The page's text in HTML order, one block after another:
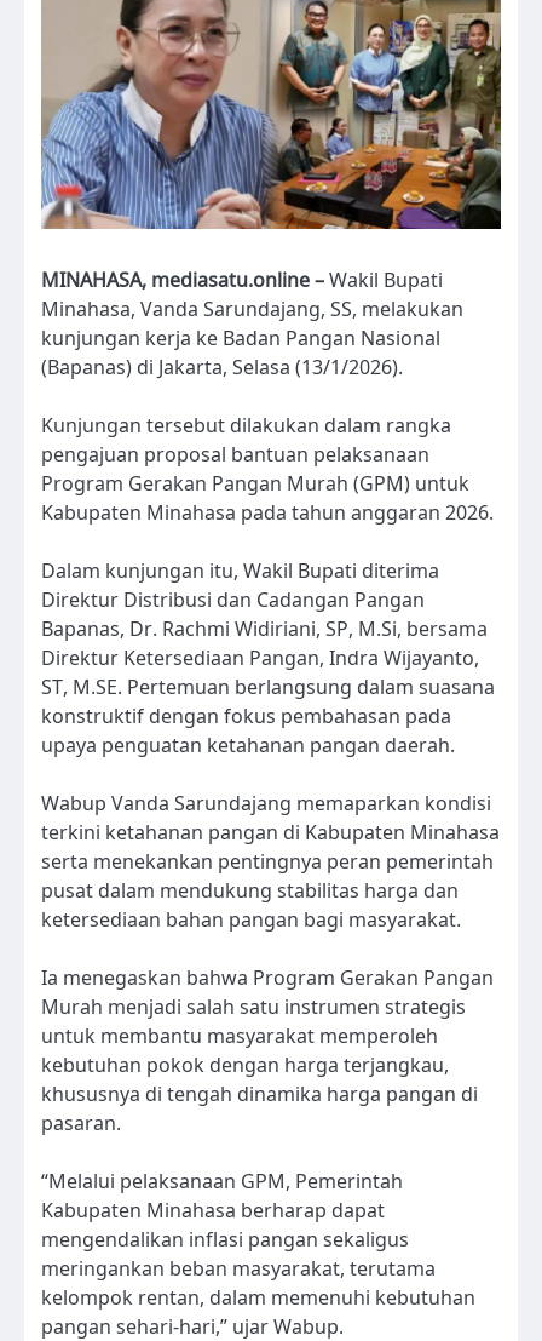
MINAHASA, mediasatu.online –Wakil Bupati
Minahasa, Vanda Sarundajang, SS, melakukan
kunjungan kerja ke Badan Pangan Nasional
(Bapanas) di Jakarta, Selasa (13/1/2026).
Kunjungan tersebut dilakukan dalam rangka
pengajuan proposal bantuan pelaksanaan
Program Gerakan Pangan Murah (GPM) untuk
Kabupaten Minahasa pada tahun anggaran 2026.
Dalam kunjungan itu, Wakil Bupati diterima
Direktur Distribusi dan Cadangan Pangan
Bapanas, Dr. Rachmi Widiriani, SP, M.Si, bersama
Direktur Ketersediaan Pangan, Indra Wijayanto,
ST, M.SE. Pertemuan berlangsung dalam suasana
konstruktif dengan fokus pembahasan pada
upaya penguatan ketahanan pangan daerah.
Wabup Vanda Sarundajang memaparkan kondisi
terkini ketahanan pangan di Kabupaten Minahasa
serta menekankan pentingnya peran pemerintah
pusat dalam mendukung stabilitas harga dan
ketersediaan bahan pangan bagi masyarakat.
Ia menegaskan bahwa Program Gerakan Pangan
Murah menjadi salah satu instrumen strategis
untuk membantu masyarakat memperoleh
kebutuhan pokok dengan harga terjangkau,
khususnya di tengah dinamika harga pangan di
pasaran.
“Melalui pelaksanaan GPM, Pemerintah
Kabupaten Minahasa berharap dapat
mengendalikan inflasi pangan sekaligus
meringankan beban masyarakat, terutama
kelompok rentan, dalam memenuhi kebutuhan
pangan sehari-hari,” ujar Wabup.